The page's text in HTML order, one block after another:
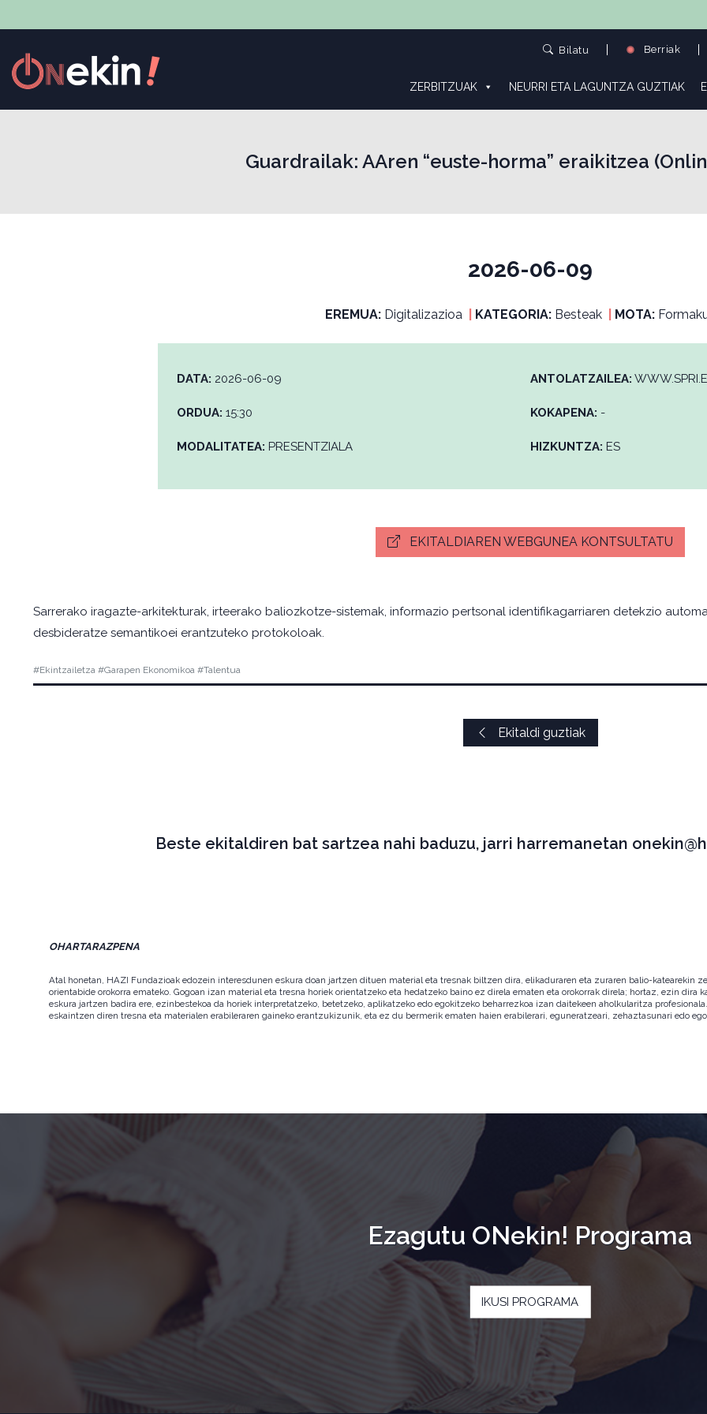
Bilatu Berriak
ZERBITZUAK NEURRI ETA LAGUNTZA GUZTIAK
Guardrailak: AAren “euste-horma” eraikitzea
2026-06-09
EREMUA: Digitalizazioa KATEGORIA: Besteak MOTA:
DATA: 2026-06-09
ORDUA: 15:30
MODALITATEA: PRESENTZIALA
ANTOLATZAILEA:
KOKAPENA: -
HIZKUNTZA: ES
EKITALDIAREN WEBGUNEA KONTSULTATU
Sarrerako iragazte-arkitekturak, irteerako baliozkotze-sistemak, informazio pertsonal identifikagarriaren detekzio
desbideratze semantikoei erantzuteko protokoloak.
#Ekintzailetza #Garapen Ekonomikoa #Talentua
Ekitaldi guztiak
Beste ekitaldiren bat sartzea nahi baduzu, jarri harremanetan
OHARTARAZPENA
Atal honetan, HAZI Fundazioak edozein interesdunen eskura doan jartzen dituen material eta tresnak biltzen dira, elikaduraren eta zuraren balio-katearekin
orientabide orokorra emateko. Gogoan izan material eta tresna horiek orientatzeko eta hedatzeko baino ez direla ematen eta orokorrak direla; hortaz, ezin
eskura jartzen badira ere, ezinbestekoa da horiek interpretatzeko, betetzeko, aplikatzeko edo egokitzeko beharrezkoa izan daitekeen aholkularitza
eskaintzen diren tresna eta materialen erabileraren gaineko erantzukizunik, eta ez du bermerik ematen haien erabilerari, eguneratzeari, zehaztasunari edo
Ezagutu ONekin! Programa
IKUSI PROGRAMA